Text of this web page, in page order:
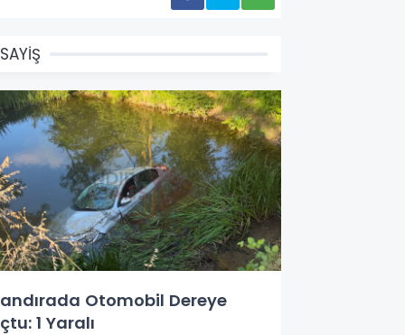
Otomobil Dereye
1 Yaralı